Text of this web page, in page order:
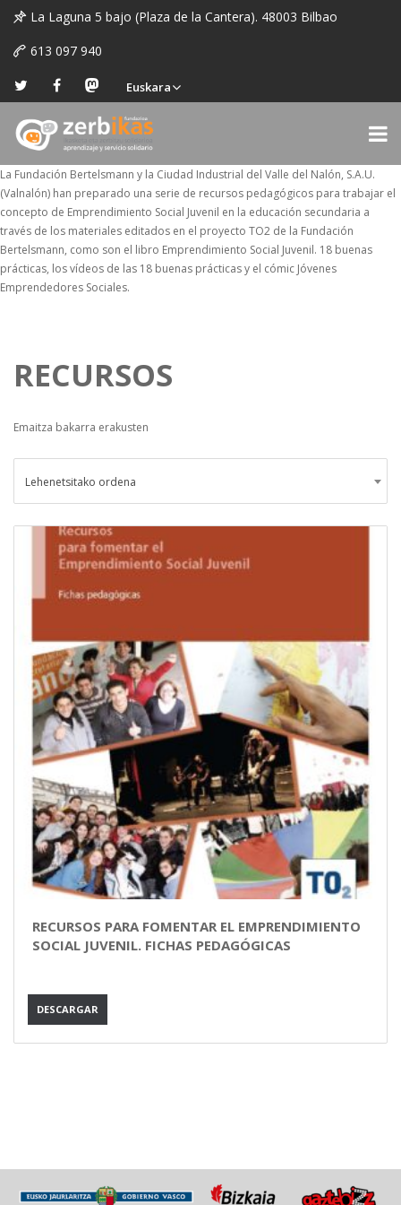
La Laguna 5 bajo (Plaza de la Cantera). 48003 Bilbao
613 097 940
Euskara
La Fundación Bertelsmann y la Ciudad Industrial del Valle del Nalón, S.A.U.
(Valnalón) han preparado una serie de recursos pedagógicos para trabajar el
concepto de Emprendimiento Social Juvenil en la educación secundaria a
través de los materiales editados en el proyecto TO2 de la Fundación
Bertelsmann, como son el libro Emprendimiento Social Juvenil. 18 buenas
prácticas, los vídeos de las 18 buenas prácticas y el cómic Jóvenes
Emprendedores Sociales.
RECURSOS
Emaitza bakarra erakusten
Lehenetsitako ordena
RECURSOS PARA FOMENTAR EL EMPRENDIMIENTO
SOCIAL JUVENIL. FICHAS PEDAGÓGICAS
DESCARGAR